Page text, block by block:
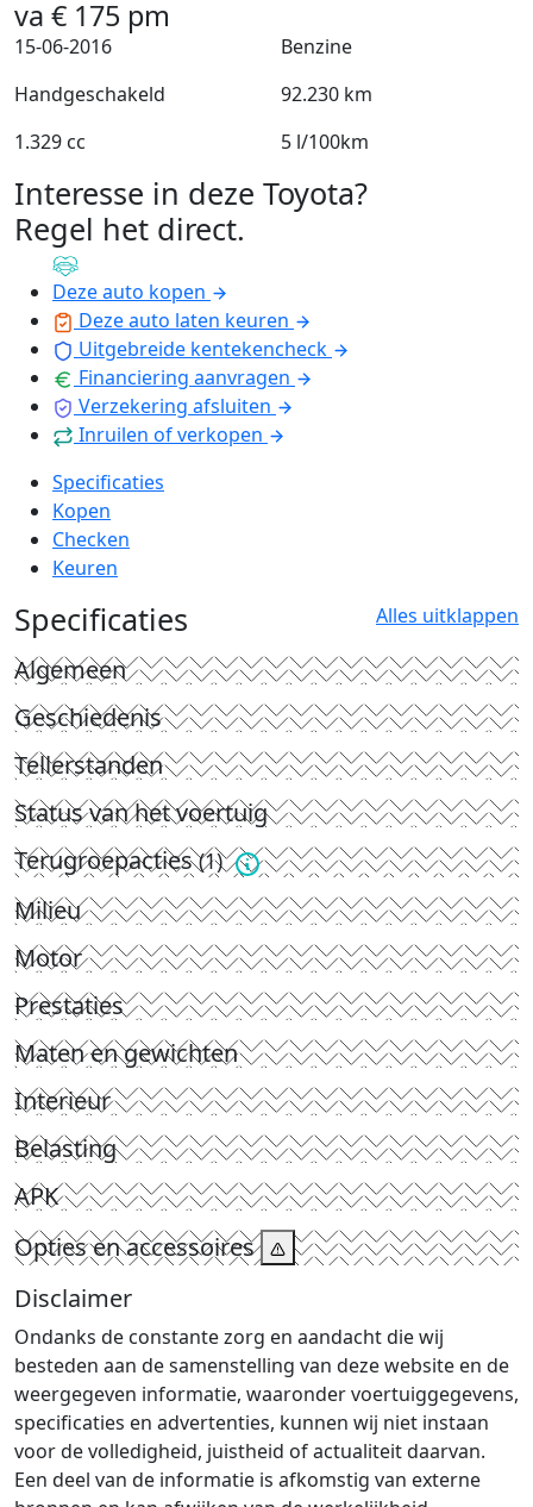
va € 175 pm
15-06-2016
Benzine
Handgeschakeld
92.230 km
1.329 cc
5 l/100km
Interesse in deze Toyota?
Regel het direct.
Deze auto kopen
Deze auto laten keuren
Uitgebreide kentekencheck
Financiering aanvragen
Verzekering afsluiten
Inruilen of verkopen
Specificaties
Kopen
Checken
Keuren
Specificaties Alles uitklappen
Algemeen
Geschiedenis
Tellerstanden
Status van het voertuig
Terugroepacties(1)
Milieu
Motor
Prestaties
Maten en gewichten
Interieur
Belasting
APK
Opties en accessoires
Disclaimer
Ondanks de constante zorg en aandacht die wij
besteden aan de samenstelling van deze website en de
weergegeven informatie, waaronder voertuiggegevens,
specificaties en advertenties, kunnen wij niet instaan
voor de volledigheid, juistheid of actualiteit daarvan.
Een deel van de informatie is afkomstig van externe